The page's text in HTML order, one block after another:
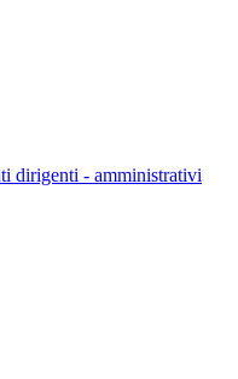
dirigenti - amministrativi